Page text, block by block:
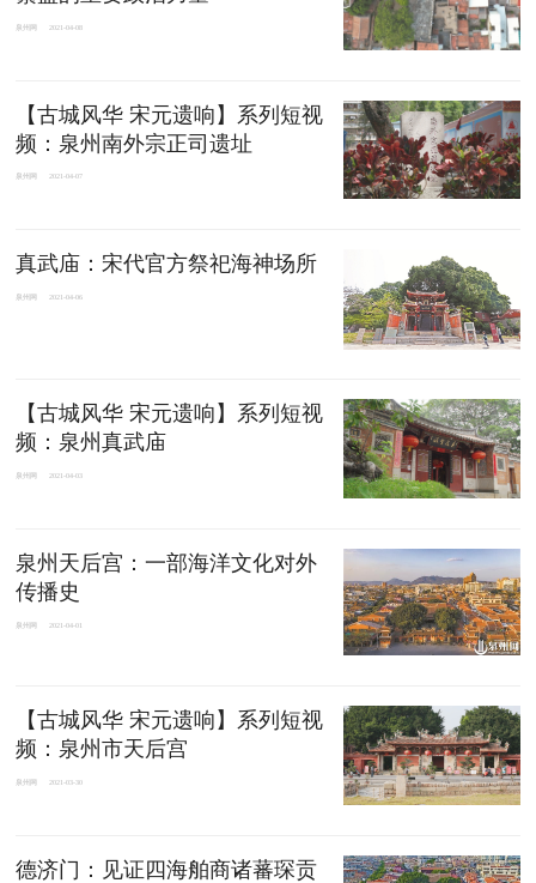
泉州网 2021-04-08
【古城风华 宋元遗响】系列短视
频：泉州南外宗正司遗址
泉州网 2021-04-07
真武庙：宋代官方祭祀海神场所
泉州网 2021-04-06
【古城风华 宋元遗响】系列短视
频：泉州真武庙
泉州网 2021-04-03
泉州天后宫：一部海洋文化对外
传播史
泉州网 2021-04-01
【古城风华 宋元遗响】系列短视
频：泉州市天后宫
泉州网 2021-03-30
德济门：见证四海舶商诸蕃琛贡